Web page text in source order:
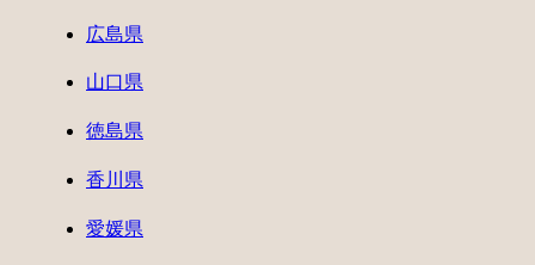
広島県
山口県
徳島県
香川県
愛媛県